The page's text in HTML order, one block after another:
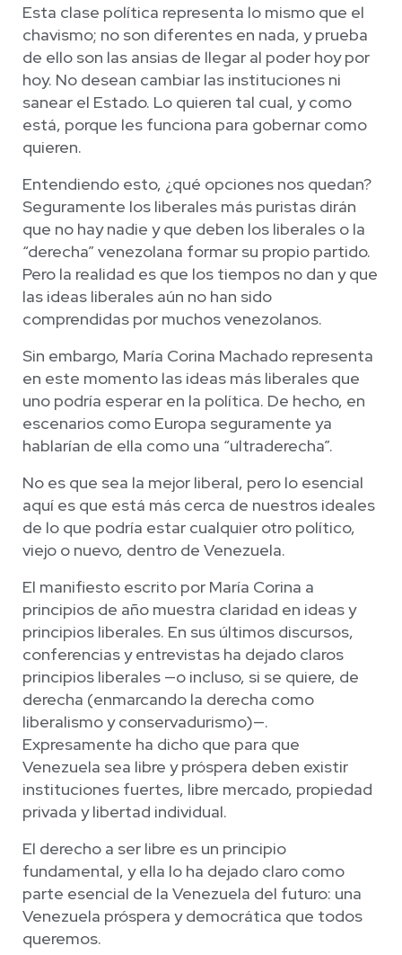
Esta clase política representa lo mismo que el
chavismo; no son diferentes en nada, y prueba
de ello son las ansias de llegar al poder hoy por
hoy. No desean cambiar las instituciones ni
sanear el Estado. Lo quieren tal cual, y como
está, porque les funciona para gobernar como
quieren.
Entendiendo esto, ¿qué opciones nos quedan?
Seguramente los liberales más puristas dirán
que no hay nadie y que deben los liberales o la
“derecha” venezolana formar su propio partido.
Pero la realidad es que los tiempos no dan y que
las ideas liberales aún no han sido
comprendidas por muchos venezolanos.
Sin embargo, María Corina Machado representa
en este momento las ideas más liberales que
uno podría esperar en la política. De hecho, en
escenarios como Europa seguramente ya
hablarían de ella como una “ultraderecha”.
No es que sea la mejor liberal, pero lo esencial
aquí es que está más cerca de nuestros ideales
de lo que podría estar cualquier otro político,
viejo o nuevo, dentro de Venezuela.
El manifiesto escrito por María Corina a
principios de año muestra claridad en ideas y
principios liberales. En sus últimos discursos,
conferencias y entrevistas ha dejado claros
principios liberales —o incluso, si se quiere, de
derecha (enmarcando la derecha como
liberalismo y conservadurismo)—.
Expresamente ha dicho que para que
Venezuela sea libre y próspera deben existir
instituciones fuertes, libre mercado, propiedad
privada y libertad individual.
El derecho a ser libre es un principio
fundamental, y ella lo ha dejado claro como
parte esencial de la Venezuela del futuro: una
Venezuela próspera y democrática que todos
queremos.